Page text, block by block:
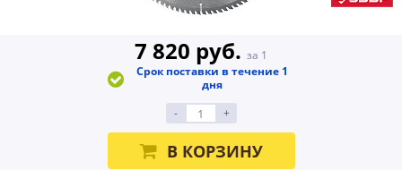
7 820 руб. за 1
Срок поставки в течение 1
дня
-
+
В КОРЗИНУ